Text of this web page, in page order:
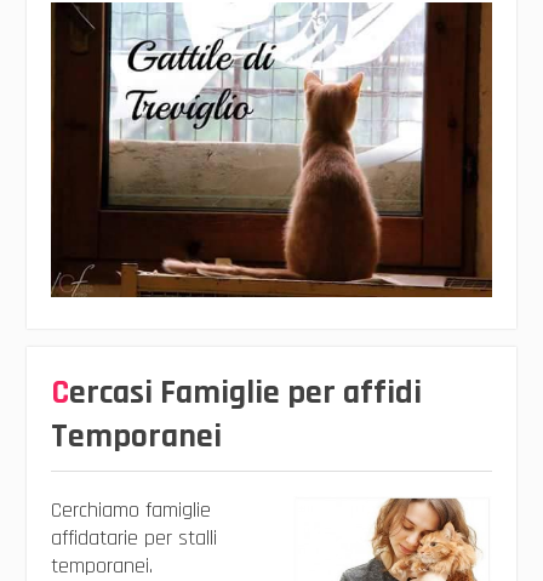
Cercasi Famiglie per affidi
Temporanei
Cerchiamo famiglie
affidatarie per stalli
temporanei.